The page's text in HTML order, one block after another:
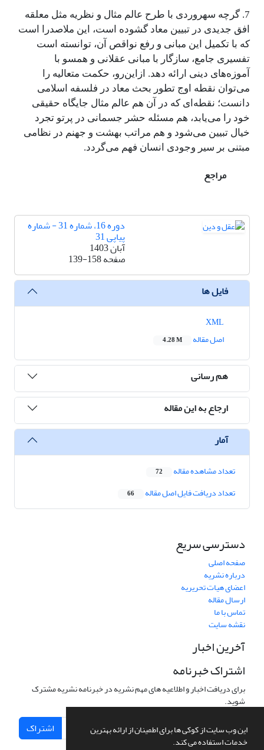
این وب سایت از کوکی ها برای اطمینان از ارائه بهترین
خدمات استفاده می کند.
7. گرچه سهروردی با طرح عالم مثال و نظریه مثل معلقه
افق جدیدی در تبیین معاد گشوده است، این ملاصدرا است
که با تکمیل این مبانی و رفع نواقص آن، توانسته است
تفسیری جامع، سازگار با مبانی عقلانی و همسو با
آموزه‌های دینی ارائه دهد. ازاین‌رو، حکمت متعالیه را
می‌توان نقطه اوج تطور بحث معاد در فلسفه اسلامی
دانست؛ نقطه‌ای که در آن هم عالم مثال جایگاه حقیقی
خود را می‌یابد، هم مسئله حشر جسمانی در پرتو تجرد
خیال تبیین می‌شود و هم مراتب بهشت و جهنم در نظامی
مبتنی بر سیر وجودی انسان فهم می‌گردد.
مراجع
دوره 16، شماره 31 - شماره
پیاپی 31
آبان 1403
صفحه139-158
فایل ها
اصل مقاله
4.28 M
هم رسانی
ارجاع به این مقاله
آمار
تعداد مشاهده مقاله 72
تعداد دریافت فایل اصل مقاله 66
دسترسی سریع
صفحه اصلی
درباره نشریه
اعضای هیات تحریریه
ارسال مقاله
تماس با ما
نقشه سایت
آخرین اخبار
اشتراک خبرنامه
برای دریافت اخبار و اطلاعیه های مهم نشریه در خبرنامه نشریه مشترک
شوید.
اشتراک